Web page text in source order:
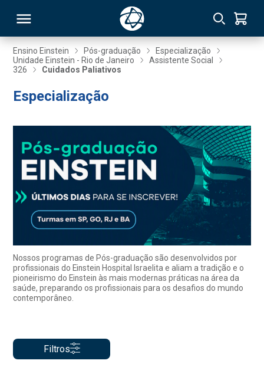
Ensino Einstein Pós-graduação
Especialização
Unidade Einstein - Rio de Janeiro
Assistente Social
326
Cuidados Paliativos
Especialização
Nossos programas de Pós-graduação são desenvolvidos por
profissionais do Einstein Hospital Israelita e aliam a tradição e o
pioneirismo do Einstein às mais modernas práticas na área da
saúde, preparando os profissionais para os desafios do mundo
contemporâneo.
Filtros